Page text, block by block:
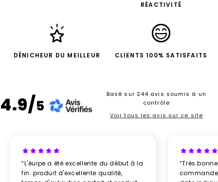
RÉACTIVITÉ
DÉNICHEUR DU MEILLEUR CLIENTS 100% SATISFAITS
4.9/5
Basé sur 244 avis soumis à un
contrôle
Voir tous les avis sur ce site
“L'éuipe a été excellente du début à la
fin. produit d'excellente qualité,
“Très